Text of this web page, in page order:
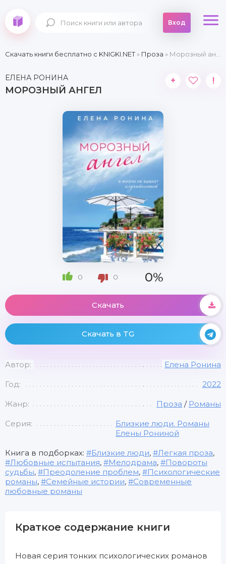
Вход
Скачать книги бесплатно c KNIGKI.NET» Проза » Морозный ангел
ЕЛЕНА РОНИНА
МОРОЗНЫЙ АНГЕЛ
+ !
0 0 0%
Скачать
Скачать в TG
Автор: Елена Ронина
Год: 2022
Жанр: Проза / Романы
Серия:
Близкие люди. Романы
Елены Рониной
Книга в подборках: Близкие люди, Легкая проза,
Любовные испытания, Мелодрама,
Повороты
судьбы, Преодоление проблем,
Психологические
романы, Семейные истории,
Современные
любовные романы
Краткое содержание книги
Новая серия тонких психологических романов